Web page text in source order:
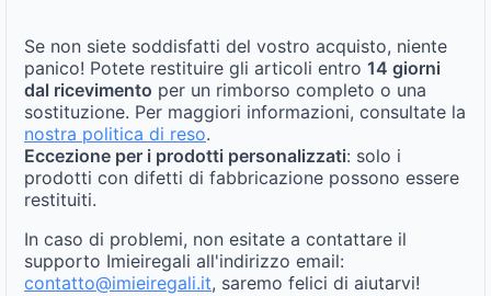
Se non siete soddisfatti del vostro acquisto, niente
panico! Potete restituire gli articoli entro 14 giorni
dal ricevimento per un rimborso completo o una
sostituzione. Per maggiori informazioni, consultate la
nostra politica di reso.
Eccezione per i prodotti personalizzati: solo i
prodotti con difetti di fabbricazione possono essere
restituiti.
In caso di problemi, non esitate a contattare il
supporto Imieiregali all'indirizzo email:
contatto@imieiregali.it, saremo felici di aiutarvi!